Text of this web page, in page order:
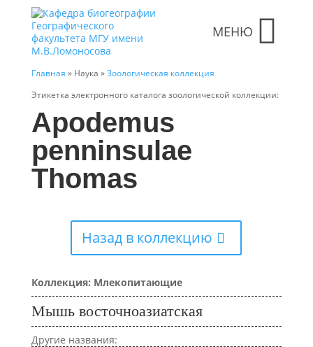
МЕНЮ
Главная » Наука »Зоологическая коллекция
Этикетка электронного каталога зоологической коллекции:
Apodemus
penninsulae
Thomas
Назад в коллекцию
Коллекция: Млекопитающие
Мышь восточноазиатская
Другие названия: